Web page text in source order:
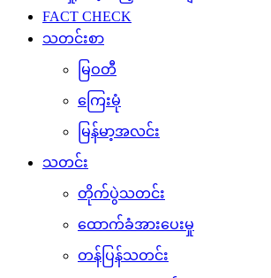
FACT CHECK
သတင်းစာ
မြဝတီ
ကြေးမုံ
မြန်မာ့အလင်း
သတင်း
တိုက်ပွဲသတင်း
ထောက်ခံအားပေးမှု
တန်ပြန်သတင်း